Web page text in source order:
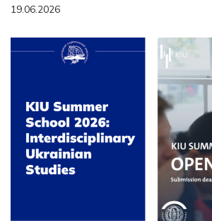
19.06.2026